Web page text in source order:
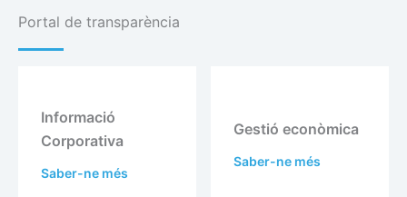
Portal de transparència
Informació
Corporativa
Saber-ne més
Gestió econòmica
Saber-ne més